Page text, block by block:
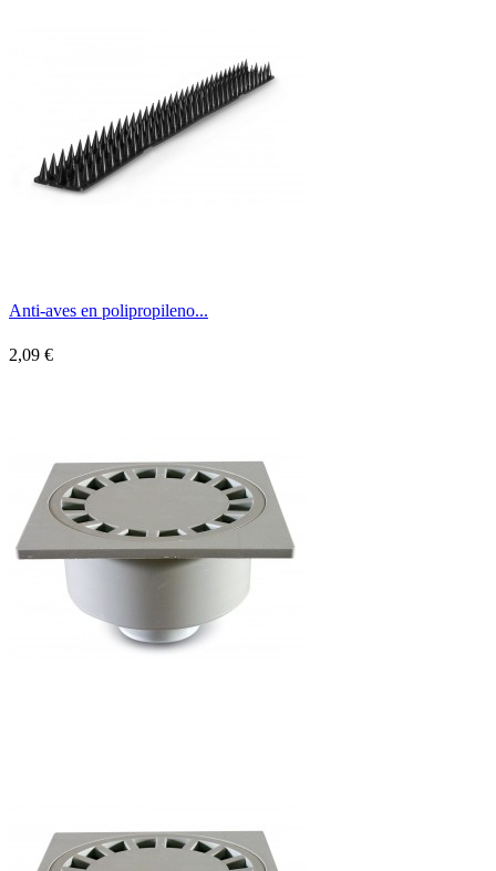
Anti-aves en polipropileno...
2,09 €